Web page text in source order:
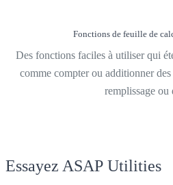
Fonctions de feuille de
Des fonctions faciles à utiliser qui
comme compter ou additionner
remplissage ou
Essayez ASAP Utilities